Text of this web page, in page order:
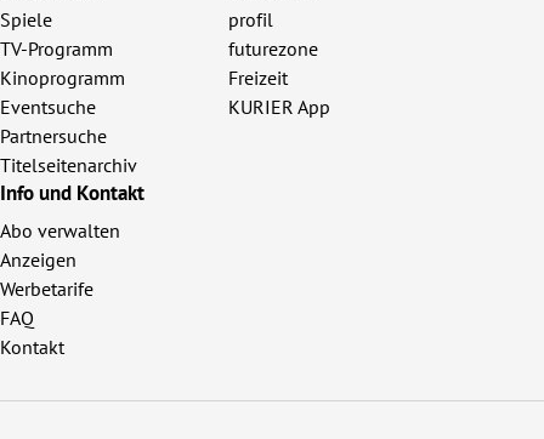
Spiele
TV-Programm
Kinoprogramm
Eventsuche
Partnersuche
Titelseitenarchiv
profil
futurezone
Freizeit
KURIER App
Info und Kontakt
Abo verwalten
Anzeigen
Werbetarife
FAQ
Kontakt